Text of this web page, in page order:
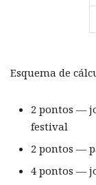
Esquema de
2 pontos —
festival
2 pontos —
4 pontos —